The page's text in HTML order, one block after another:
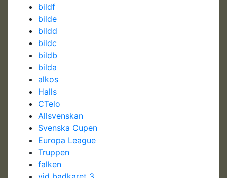
bildf
bilde
bildd
bildc
bildb
bilda
alkos
Halls
CTelo
Allsvenskan
Svenska Cupen
Europa League
Truppen
falken